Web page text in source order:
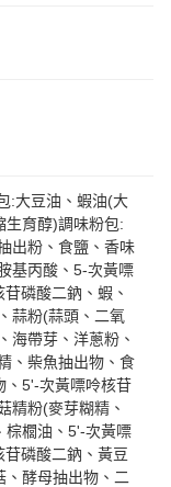
:大豆油、蝦油(大
生育醇)調味粉包:
出粉、食鹽、香味
基丙酸、5-次黃嘌
磷酸二鈉、蝦、
蒜粉(蒜頭、二氧
海帶芽、洋蔥粉、
、柴魚抽出物、食
、5'-次黃嘌呤核苷
精粉(麥芽糊精、
棕櫚油、5'-次黃嘌
磷酸二鈉、黃豆
、酵母抽出物、二